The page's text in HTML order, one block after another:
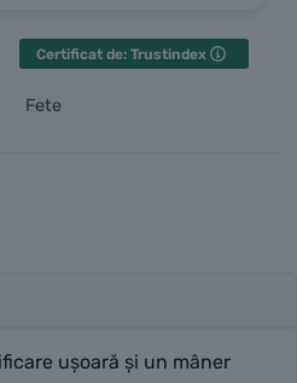
Certificat de: Trustindex
Fete
uşoară şi un mâner